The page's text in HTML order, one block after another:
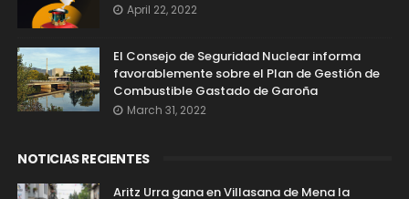
April 22, 2022
El Consejo de Seguridad Nuclear informa
favorablemente sobre el Plan de Gestión de
Combustible Gastado de Garoña
March 31, 2022
NOTICIAS RECIENTES
Aritz Urra gana en Villasana de Mena la